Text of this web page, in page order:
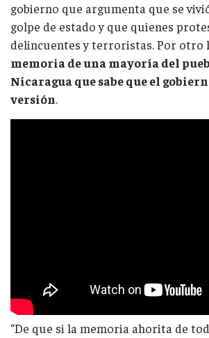
gobierno que argumenta que se
golpe de estado y que quienes
delincuentes y terroristas. Por otro
memoria de una mayoría del
Nicaragua que sabe que el
versión.
“De que si la memoria ahorita de